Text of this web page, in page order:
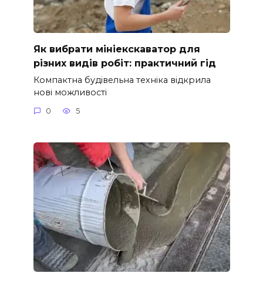
Як вибрати мініекскаватор для
різних видів робіт: практичний гід
Компактна будівельна техніка відкрила
нові можливості
0 5